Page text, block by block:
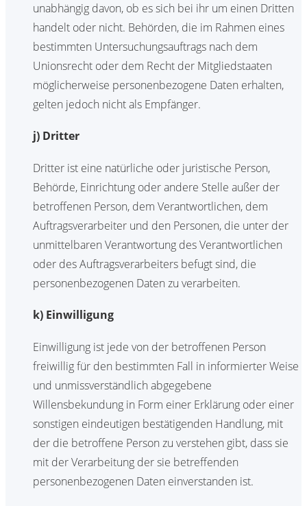
unabhängig davon, ob es sich bei ihr um einen Dritten
handelt oder nicht. Behörden, die im Rahmen eines
bestimmten Untersuchungsauftrags nach dem
Unionsrecht oder dem Recht der Mitgliedstaaten
möglicherweise personenbezogene Daten erhalten,
gelten jedoch nicht als Empfänger.
j) Dritter
Dritter ist eine natürliche oder juristische Person,
Behörde, Einrichtung oder andere Stelle außer der
betroffenen Person, dem Verantwortlichen, dem
Auftragsverarbeiter und den Personen, die unter der
unmittelbaren Verantwortung des Verantwortlichen
oder des Auftragsverarbeiters befugt sind, die
personenbezogenen Daten zu verarbeiten.
k) Einwilligung
Einwilligung ist jede von der betroffenen Person
freiwillig für den bestimmten Fall in informierter Weise
und unmissverständlich abgegebene
Willensbekundung in Form einer Erklärung oder einer
sonstigen eindeutigen bestätigenden Handlung, mit
der die betroffene Person zu verstehen gibt, dass sie
mit der Verarbeitung der sie betreffenden
personenbezogenen Daten einverstanden ist.